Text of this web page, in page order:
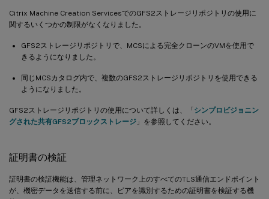
Citrix Machine Creation ServicesでのGFS2ストレージリポジトリの使用に
関するいくつかの制限がなくなりました。
GFS2ストレージリポジトリで、MCSによる完全クローンのVMを使用で
きるようになりました。
同じMCSカタログ内で、複数のGFS2ストレージリポジトリを使用できる
ようになりました。
GFS2ストレージリポジトリの使用について詳しくは、「シンプロビジョニン
グされた共有GFS2ブロックストレージ 」を参照してください。
証明書の検証
証明書の検証機能は、管理ネットワーク上のすべてのTLS通信エンドポイント
が、機密データを送信する前に、ピアを識別するための証明書を検証する機